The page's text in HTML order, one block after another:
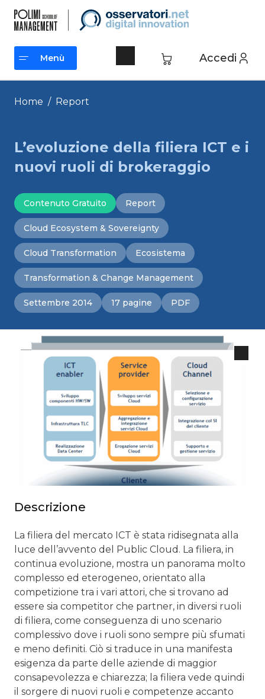
contenuto
Accedi
Menù
Menù
Home / Report
L’evoluzione della filiera ICT e i
nuovi ruoli di brokeraggio
Contenuto Gratuito Report
Cloud Ecosystem & Sovereignty
Cloud Transformation Ecosistema
Transformation & Change Management
Settembre 2014 17 pagine PDF
Descrizione
La filiera del mercato ICT è stata ridisegnata alla
luce dell’avvento del Public Cloud. La filiera, in
continua evoluzione, mostra un panorama molto
complesso ed eterogeneo, orientato alla
competizione tra i vari attori, che si trovano ad
essere sia competitor che partner, in diversi ruoli
di filiera, come conseguenza di uno scenario
complessivo dove i ruoli sono sempre più sfumati
e meno definiti. Ciò si traduce in una manifesta
esigenza da parte delle aziende di maggior
consapevolezza e chiarezza; la filiera vede quindi
il sorgere di nuovi ruoli e competenze accanto